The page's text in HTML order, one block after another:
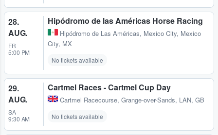
28.
AUG.
FR
5:00 PM
Hipódromo de las Américas Horse Racing
Hipódromo de Las Américas, Mexico City, Mexico
City, MX
No tickets available
29.
AUG.
SA
9:30 AM
Cartmel Races - Cartmel Cup Day
Cartmel Racecourse, Grange-over-Sands, LAN, GB
No tickets available